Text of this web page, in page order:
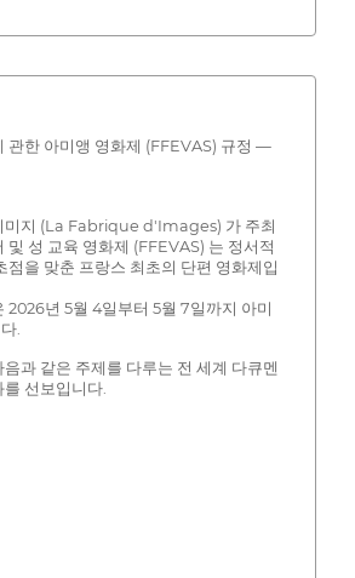
관한 아미앵 영화제 (FFEVAS) 규정 —
미지 (La Fabrique d'Images) 가 주최
및 성 교육 영화제 (FFEVAS) 는 정서적
점을 맞춘 프랑스 최초의 단편 영화제입
2026년 5월 4일부터 5월 7일까지 아미
.
과 같은 주제를 다루는 전 세계 다큐멘
선보입니다.